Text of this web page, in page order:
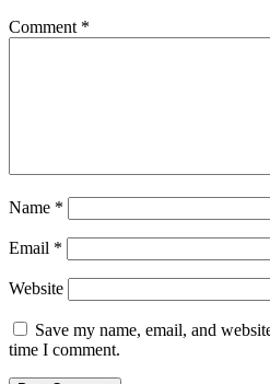
Comment *
Name *
Email *
Website
Save my name, email, and
time I comment.